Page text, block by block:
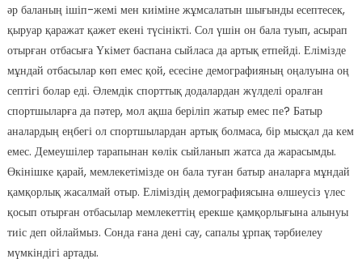
әр баланың ішіп-жемі мен киіміне жұмсалатын шығынды есептесек,
қыруар қаражат қажет екені түсінікті. Сол үшін он бала туып, асырап
отырған отбасыға Үкімет баспана сыйласа да артық етпейді. Елімізде
мұндай отбасылар көп емес қой, есесіне демографияның оңалуына оң
септігі болар еді. Әлемдік спорттық додалардан жүлделі оралған
спортшыларға да пәтер, мол ақша беріліп жатыр емес пе? Батыр
аналардың еңбегі ол спортшылардан артық болмаса, бір мысқал да кем
емес. Демеушілер тарапынан көлік сыйланып жатса да жарасымды.
Өкінішке қарай, мемлекетімізде он бала туған батыр аналарға мұндай
қамқорлық жасалмай отыр. Еліміздің демографиясына өлшеусіз үлес
қосып отырған отбасылар мемлекеттің ерекше қамқорлығына алынуы
тиіс деп ойлаймыз. Сонда ғана дені сау, сапалы ұрпақ тәрбиелеу
мүмкіндігі артады.